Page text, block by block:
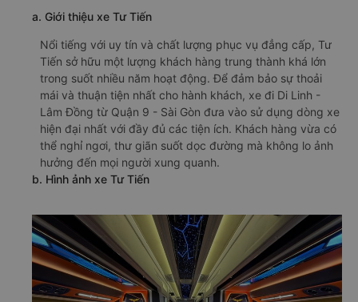
a. Giới thiệu xe Tư Tiến
Nổi tiếng với uy tín và chất lượng phục vụ đẳng cấp, Tư
Tiến sở hữu một lượng khách hàng trung thành khá lớn
trong suốt nhiều năm hoạt động. Để đảm bảo sự thoải
mái và thuận tiện nhất cho hành khách, xe đi Di Linh -
Lâm Đồng từ Quận 9 - Sài Gòn đưa vào sử dụng dòng xe
hiện đại nhất với đầy đủ các tiện ích. Khách hàng vừa có
thể nghỉ ngơi, thư giãn suốt dọc đường mà không lo ảnh
hưởng đến mọi người xung quanh.
b. Hình ảnh xe Tư Tiến